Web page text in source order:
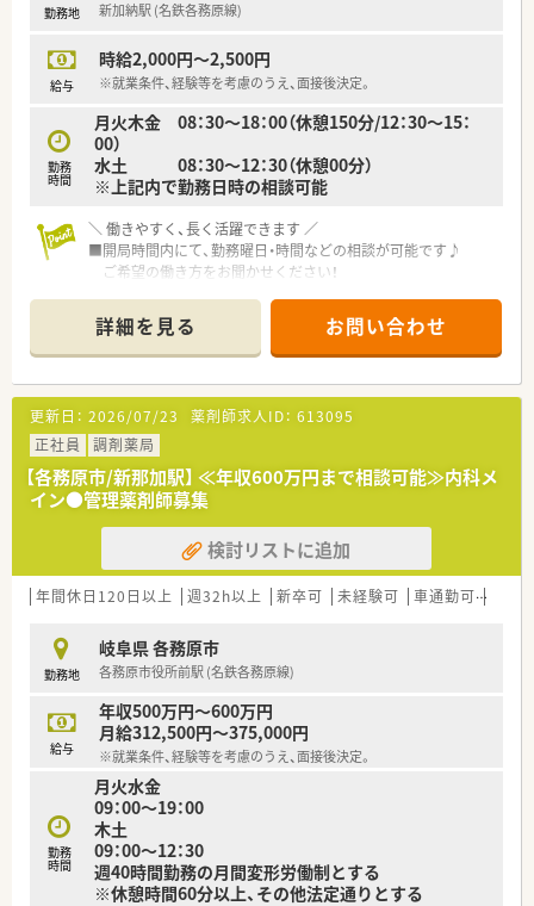
勤務地 新加納駅 (名鉄各務原線)
給与
時給2,000円～2,500円
※就業条件、経験等を考慮のうえ、面接後決定。
勤務
時間
月火木金 08：30～18：00（休憩150分/12：30～15：
00）
水土 08：30～12：30（休憩00分）
※上記内で勤務日時の相談可能
＼ 働きやすく、長く活躍できます ／
■開局時間内にて、勤務曜日・時間などの相談が可能です♪
ご希望の働き方をお聞かせください！
だけます。
＼ 働く環境について ／
■非常に綺麗な店舗です！
調剤室も広く、働きやすい環境です。
■門前医療機関との関係性も良好♪
■外来は内科系の処方がメイン！
枚数は30枚/日ほどですが、在宅（施設）の処方箋受付もしてお
り、
テキパキとお仕事をこなすのがお好きな方にもおすすめで
す。
在宅業務未経験の方も大歓迎！！
■愛知県・岐阜県に2店舗展開の調剤薬局！
地域密着であたたかな雰囲気がお好きな方はきっとご活躍い
★転職に不安がある方へ…★
派遣社員として実際に働いてから、入社するかどうかを決めるこ
とができる「紹介予定派遣」の利用もご相談ください！
詳細を見る お問い合わせ
更新日： 2026/07/23 薬剤師求人ID： 613095
正社員
調剤薬局
【各務原市/新那加駅】 ≪年収600万円まで相談可能≫内科メ
イン●管理薬剤師募集
検討リストに追加
年間休日120日以上 週32h以上 新卒可 未経験可 車通勤可
勤務地
岐阜県 各務原市
各務原市役所前駅 (名鉄各務原線)
給与
年収500万円～600万円
月給312,500円～375,000円
※就業条件、経験等を考慮のうえ、面接後決定。
勤務
時間
月火水金
09：00～19：00
木土
09：00～12：30
週40時間勤務の月間変形労働制とする
※休憩時間60分以上、その他法定通りとする